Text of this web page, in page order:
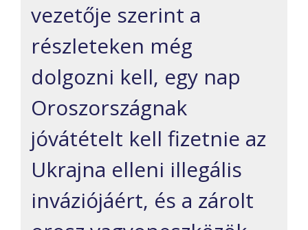
vezetője szerint a
részleteken még
dolgozni kell, egy nap
Oroszországnak
jóvátételt kell fizetnie az
Ukrajna elleni illegális
inváziójáért, és a zárolt